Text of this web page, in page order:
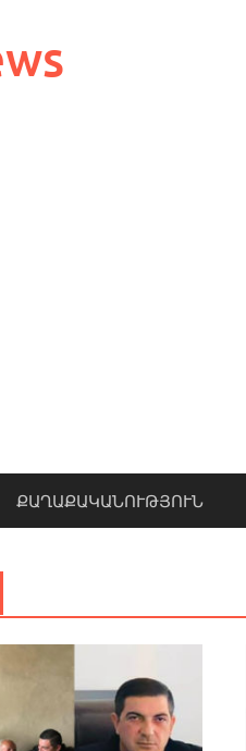
ՔԱՂԱՔԱԿԱՆՈՒԹՅՈՒՆ